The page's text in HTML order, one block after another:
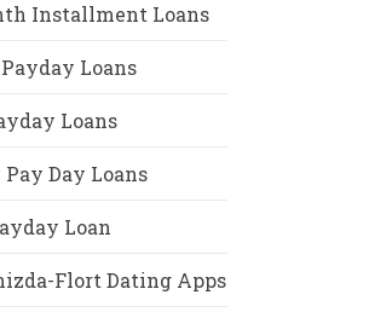
Installment Loans
Payday Loans
Loans
Pay Day Loans
Loan
Flort Dating Apps